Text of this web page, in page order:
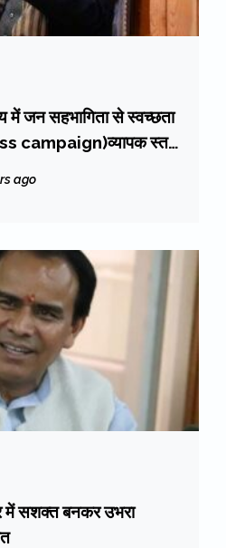
जन सहभागिता से स्वच्छता
campaign)व्यापक स्तर
धामी
ago
में सशक्त बनकर उभरा